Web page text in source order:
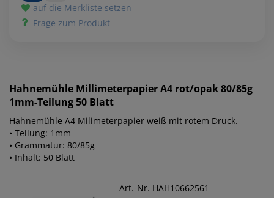
auf die Merkliste setzen
Frage zum Produkt
Hahnemühle Millimeterpapier A4 rot/opak 80/85g
1mm-Teilung 50 Blatt
Hahnemühle A4 Milimeterpapier weiß mit rotem Druck.
• Teilung: 1mm
• Grammatur: 80/85g
• Inhalt: 50 Blatt
Art.-Nr. HAH10662561